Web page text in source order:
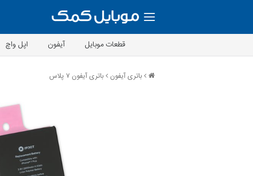
قطعات موبایل آیفون اپل واچ
باتری آیفون باتری آیفون ۷ پلاس